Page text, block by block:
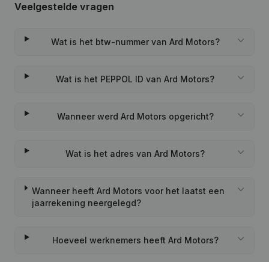
Veelgestelde vragen
Wat is het btw-nummer van Ard Motors?
Wat is het PEPPOL ID van Ard Motors?
Wanneer werd Ard Motors opgericht?
Wat is het adres van Ard Motors?
Wanneer heeft Ard Motors voor het laatst een
jaarrekening neergelegd?
Hoeveel werknemers heeft Ard Motors?